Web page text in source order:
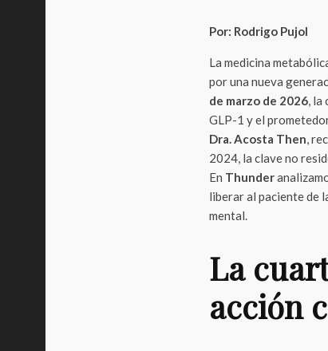
Por: Rodrigo Pujol
La medicina
por una nueva
de marzo de 2026, la
GLP-1 y el
Dra. Acosta Then,
2024, la clave no
En Thunder
liberar al paciente de
mental.
La
acción